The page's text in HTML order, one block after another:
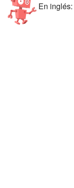
En inglés: